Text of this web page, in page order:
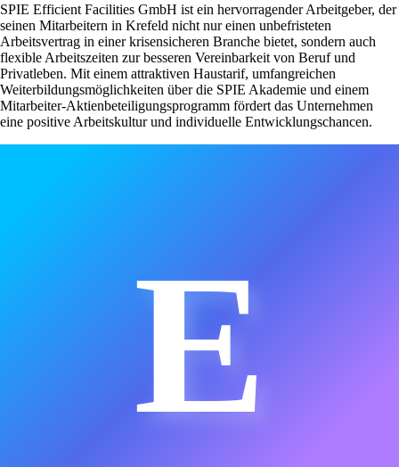
SPIE Efficient Facilities GmbH ist ein hervorragender Arbeitgeber, der
seinen Mitarbeitern in Krefeld nicht nur einen unbefristeten
Arbeitsvertrag in einer krisensicheren Branche bietet, sondern auch
flexible Arbeitszeiten zur besseren Vereinbarkeit von Beruf und
Privatleben. Mit einem attraktiven Haustarif, umfangreichen
Weiterbildungsmöglichkeiten über die SPIE Akademie und einem
Mitarbeiter-Aktienbeteiligungsprogramm fördert das Unternehmen
eine positive Arbeitskultur und individuelle Entwicklungschancen.
E